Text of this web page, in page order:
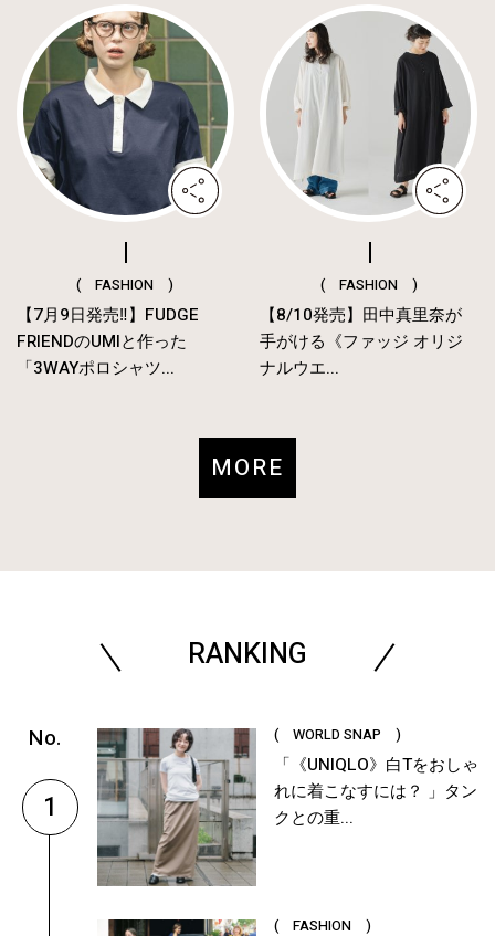
( FASHION )
【7月9日発売‼︎】FUDGE
FRIENDのUMIと作った
「3WAYポロシャツ...
( FASHION )
【8/10発売】田中真里奈が
手がける《ファッジ オリジ
ナルウエ...
MORE
RANKING
1
( WORLD SNAP )
「《UNIQLO》白Tをおしゃ
れに着こなすには？ 」タン
クとの重...
( FASHION )